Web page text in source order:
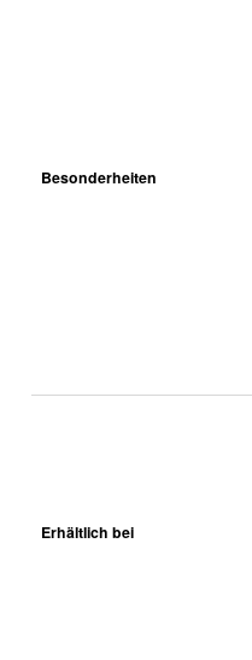
Besonderheiten
Erhältlich bei